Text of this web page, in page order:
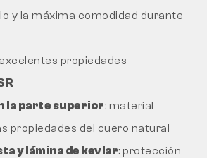
y la máxima comodidad durante
propiedades
la parte superior: material
propiedades del cuero natural
y lámina de kevlar: protección